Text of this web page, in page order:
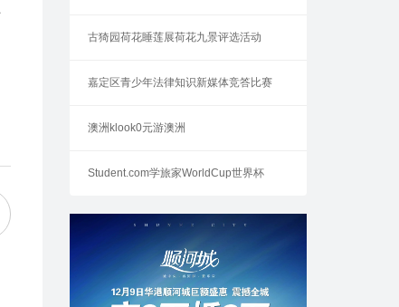
古猗园荷花睡莲展荷花九景评选活动
嘉定区青少年法律知识新媒体竞答比赛
澳洲klook0元游澳洲
Student.com学旅家WorldCup世界杯